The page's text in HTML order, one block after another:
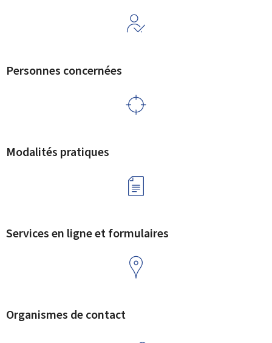
Personnes concernées
Modalités pratiques
Services en ligne et formulaires
Organismes de contact